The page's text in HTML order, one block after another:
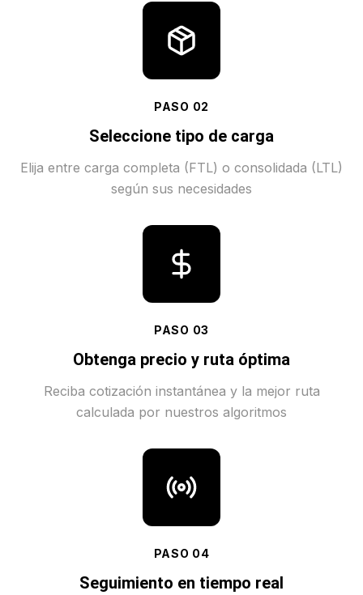
PASO 02
Seleccione tipo de carga
Elija entre carga completa (FTL) o consolidada (LTL)
según sus necesidades
PASO 03
Obtenga precio y ruta óptima
Reciba cotización instantánea y la mejor ruta
calculada por nuestros algoritmos
PASO 04
Seguimiento en tiempo real